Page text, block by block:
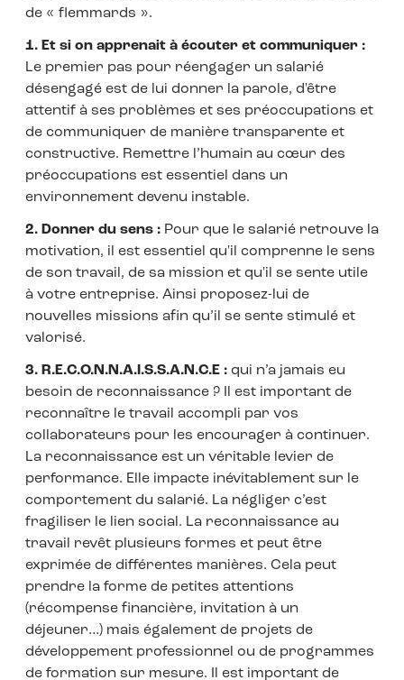
de « flemmards ».
1. Et si on apprenait à écouter et communiquer :
Le premier pas pour réengager un salarié
désengagé est de lui donner la parole, d'être
attentif à ses problèmes et ses préoccupations et
de communiquer de manière transparente et
constructive. Remettre l’humain au cœur des
préoccupations est essentiel dans un
environnement devenu instable.
2. Donner du sens :Pour que le salarié retrouve la
motivation, il est essentiel qu'il comprenne le sens
de son travail, de sa mission et qu'il se sente utile
à votre entreprise. Ainsi proposez-lui de
nouvelles missions afin qu’il se sente stimulé et
valorisé.
3. R.E.C.O.N.N.A.I.S.S.A.N.C.E :qui n’a jamais eu
besoin de reconnaissance ? Il est important de
reconnaître le travail accompli par vos
collaborateurs pour les encourager à continuer.
La reconnaissance est un véritable levier de
performance. Elle impacte inévitablement sur le
comportement du salarié. La négliger c’est
fragiliser le lien social. La reconnaissance au
travail revêt plusieurs formes et peut être
exprimée de différentes manières. Cela peut
prendre la forme de petites attentions
(récompense financière, invitation à un
déjeuner…) mais également de projets de
développement professionnel ou de programmes
de formation sur mesure. Il est important de